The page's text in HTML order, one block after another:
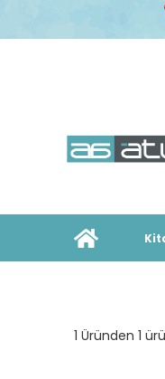
1 Üründen 1